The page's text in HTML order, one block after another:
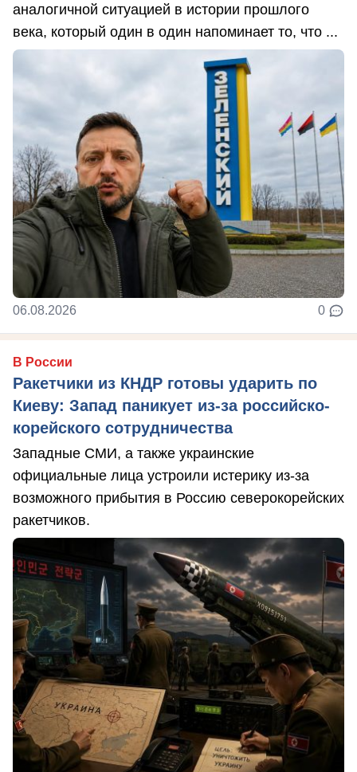
аналогичной ситуацией в истории прошлого
века, который один в один напоминает то, что ...
06.08.2026 0
В России
Ракетчики из КНДР готовы ударить по
Киеву: Запад паникует из-за российско-
корейского сотрудничества
Западные СМИ, а также украинские
официальные лица устроили истерику из-за
возможного прибытия в Россию северокорейских
ракетчиков.